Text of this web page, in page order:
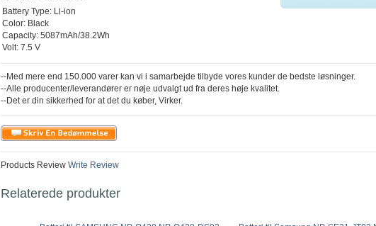
Battery Type: Li-ion
Color: Black
Capacity: 5087mAh/38.2Wh
Volt: 7.5 V
--Med mere end 150.000 varer kan vi i samarbejde tilbyde vores kunder de bedste løsninger.
--Alle producenter/leverandører er nøje udvalgt ud fra deres høje kvalitet.
--Det er din sikkerhed for at det du køber, Virker.
Products Review Write Review
Relaterede produkter